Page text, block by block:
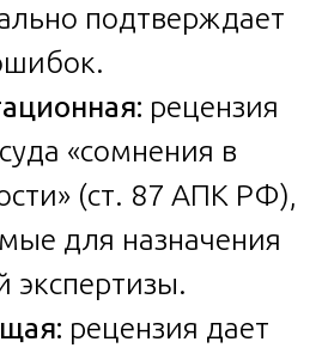
подтверждает
рецензия
«сомнения в
(ст. 87 АПК РФ),
для назначения
экспертизы.
рецензия дает